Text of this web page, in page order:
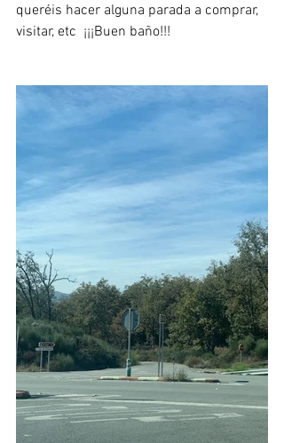
queréis hacer alguna parada a comprar,
visitar, etc  ¡¡¡Buen baño!!!